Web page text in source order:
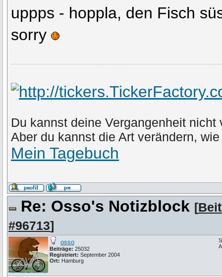
uppps - hoppla, den Fisch
sorry
Du kannst deine Vergangenheit nicht
Aber du kannst die Art verändern,
Mein Tagebuch
Re: Osso's Notizblock [
#96713]
osso
Beiträge: 25032
Registriert: September 2004
Ort: Hamburg